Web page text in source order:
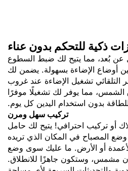
ذكية للتحكم بدون عناء
عن بُعد، مما يتيح لك ضبط السطوع
أوضاع الإضاءة بسهولة. يضمن لك
تشغيل الإضاءة عند غروب
مما يوفر لك تشغيلًا موفرًا
بدون استخدام اليدين كل يوم.
تركيب سهل ومرن
أو تركيب احترافي! يتيح لك حامل
وضع المصباح في المكان الذي تريده
أو الأرض. ما عليك سوى وضع
مشمس، وستكون جاهزًا للانطلاق.